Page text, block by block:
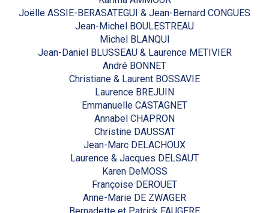
Joëlle ASSIE-BERASATEGUI & Jean-Bernard CONGUES
Jean-Michel BOULESTREAU
Michel BLANQUI
Jean-Daniel BLUSSEAU & Laurence METIVIER
André BONNET
Christiane & Laurent BOSSAVIE
Laurence BREJUIN
Emmanuelle CASTAGNET
Annabel CHAPRON
Christine DAUSSAT
Jean-Marc DELACHOUX
Laurence & Jacques DELSAUT
Karen DeMOSS
Françoise DEROUET
Anne-Marie DE ZWAGER